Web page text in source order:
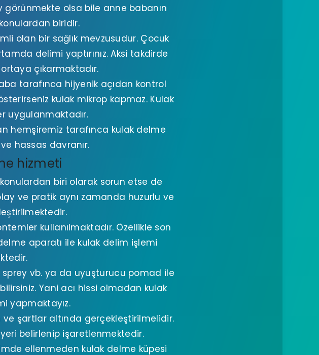
olsa bile anne babanın
biridir.
olan bir sağlık mevzusudur. Çocuk
delimi yaptırınız. Aksi takdirde
çıkarmaktadır.
tarafınca hijyenik açıdan kontrol
kulak mikrop kapmaz. Kulak
uygulanmaktadır.
hemşiremiz tarafınca kulak delme
hassas davranır.
hizmeti
biri olarak sorun etse de
ve pratik aynı zamanda huzurlu ve
kullanılmaktadır. Özellikle son
aparatı ile kulak delim işlemi
sprey vb. ya da uyuşturucu pomad ile
Yani acı hissi olmadan kulak
yapmaktayız.
şartlar altında gerçekleştirilmelidir.
belirlenip işaretlenmektedir.
ellenmeden kulak delme küpesi